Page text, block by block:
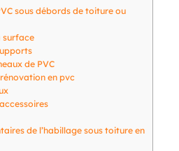
sous débords de toiture ou
surface
de PVC
en pvc
de l’habillage sous toiture en